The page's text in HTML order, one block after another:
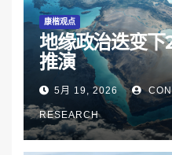
康楷观点
地缘政治迭变
推演
5月 19, 2026
RESEARCH